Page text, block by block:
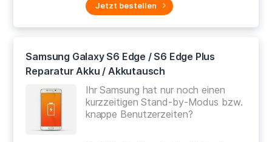
Jetzt bestellen
Samsung Galaxy S6 Edge / S6 Edge Plus
Reparatur Akku / Akkutausch
Ihr Samsung hat nur noch einen
kurzzeitigen Stand-by-Modus bzw.
knappe Benutzerzeiten?